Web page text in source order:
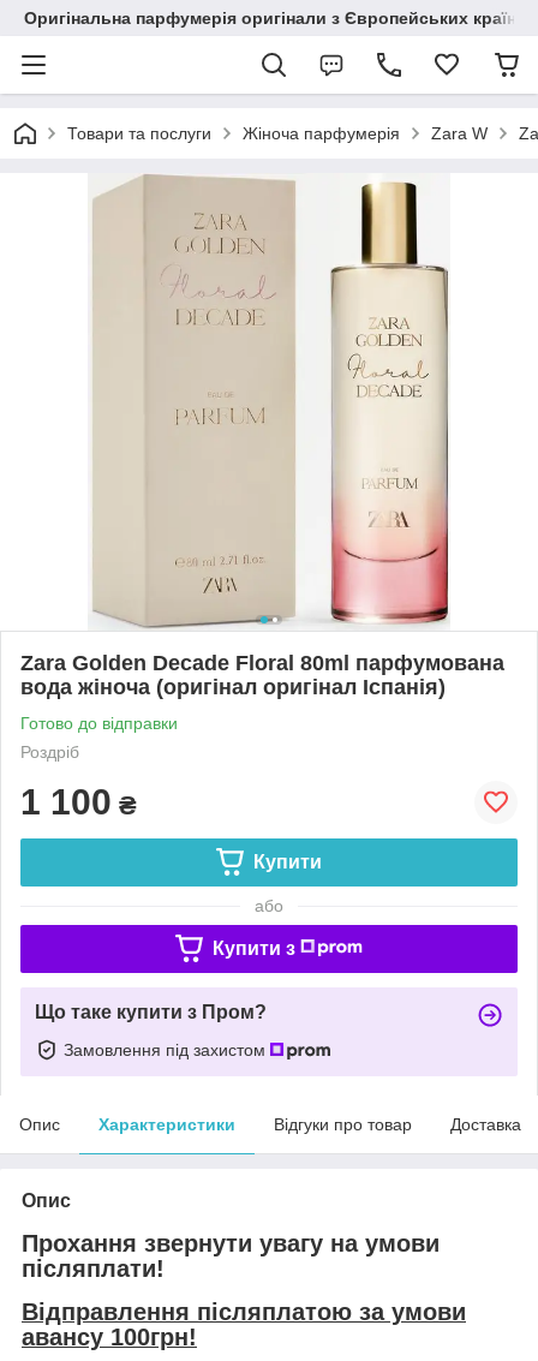
Оригінальна парфумерія оригінали з Європейських країн
Товари та послуги Жіноча парфумерія Zara W
Zara Golden Decade Floral 80ml парфумована
вода жіноча (оригінал оригінал Іспанія)
Готово до відправки
Роздріб
1 100 ₴
Купити
або
Купити з
Що таке купити з Пром?
Замовлення під захистом
Опис Характеристики Відгуки про товар Доставка
Опис
Прохання звернути увагу на умови
післяплати!
Відправлення післяплатою за умови
авансу 100грн!